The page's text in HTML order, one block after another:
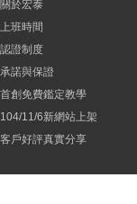
關於宏泰
上班時間
認證制度
承諾與保證
首創免費鑑定教學
104/11/6新網站上架
客戶好評真實分享